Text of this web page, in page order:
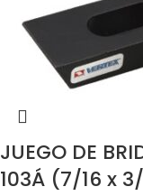
JUEGO DE
103Á (7/16 x